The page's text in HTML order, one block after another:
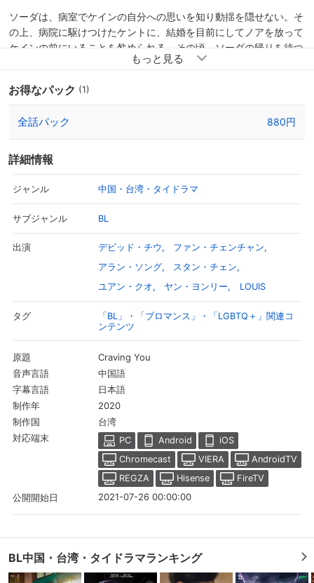
ソーダは、病室でケインの自分への思いを知り動揺を隠せない。そ
の上、病院に駆けつけたケントに、結婚を目前にしてノアを放って
ケインの前にいることを咎められる。その頃、ソーダの帰りを待つ
ノアも、ソーダの本心をはかりかねていた。
お得なパック (1)
全話パック 880円
詳細情報
ジャンル 中国・台湾・タイドラマ
サブジャンル BL
出演 デビッド・チウ
ファン・チェンチャン
アラン・ソング
スタン・チェン
ユアン・クオ
ヤン・ヨンリー LOUIS
タグ
「BL」・「ブロマンス」・「LGBTQ＋」関連コ
ンテンツ
原題 Craving You
音声言語 中国語
字幕言語 日本語
制作年 2020
制作国 台湾
対応端末 PC Android
iOS
Chromecast
VIERA
AndroidTV
REGZA
Hisense
FireTV
公開開始日
2021-07-26 00:00:00
BL中国・台湾・タイドラマランキング